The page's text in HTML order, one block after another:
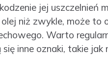
jej uszczelnień
niż zwykle, może to
Warto
inne oznaki, takie jak